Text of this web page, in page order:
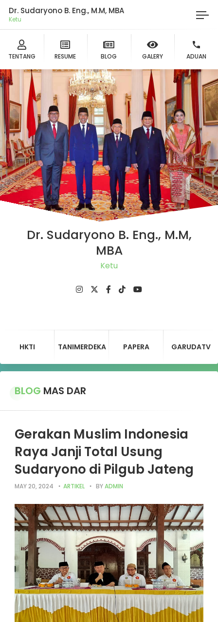
Dr. Sudaryono B. Eng., M.M, MBA
Ketua DP
TENTANG RESUME BLOG GALERY ADUAN
Dr. Sudaryono B. Eng., M.M,
MBA
Ketua D
HKTI TANIMERDEKA PAPERA GARUDATV
BLOG MAS DAR
Gerakan Muslim Indonesia
Raya Janji Total Usung
Sudaryono di Pilgub Jateng
MAY 20, 2024 ARTIKEL BYADMIN